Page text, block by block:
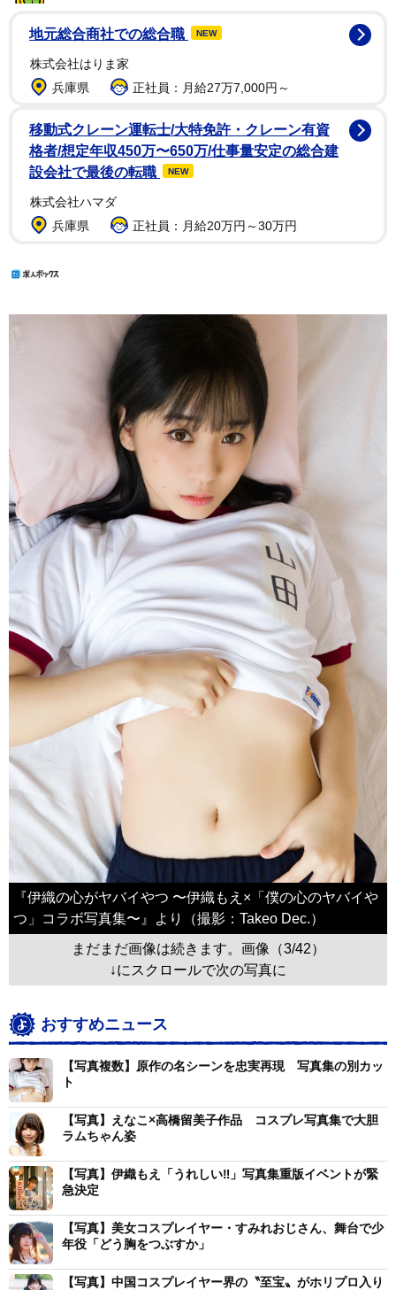
地元総合商社での総合職 NEW
株式会社はりま家
兵庫県
正社員：月給27万7,000円～
移動式クレーン運転士/大特免許・クレーン有資
格者/想定年収450万〜650万/仕事量安定の総合建
設会社で最後の転職
NEW
株式会社ハマダ
兵庫県
正社員：月給20万円～30万円
『伊織の心がヤバイやつ 〜伊織もえ×「僕の心のヤバイや
つ」コラボ写真集〜』より（撮影：Takeo Dec.）
まだまだ画像は続きます。画像（3/42）
↓にスクロールで次の写真に
おすすめニュース
【写真複数】原作の名シーンを忠実再現 写真集の別カッ
ト
【写真】えなこ×高橋留美子作品 コスプレ写真集で大胆
ラムちゃん姿
【写真】伊織もえ「うれしい‼」写真集重版イベントが緊
急決定
【写真】美女コスプレイヤー・すみれおじさん、舞台で少
年役「どう胸をつぶすか」
【写真】中国コスプレイヤー界の〝至宝〟がホリプロ入り